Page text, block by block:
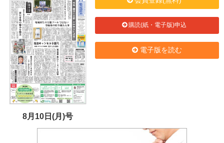
8月10日(月)号
購読(紙・電子版)申込
電子版を読む